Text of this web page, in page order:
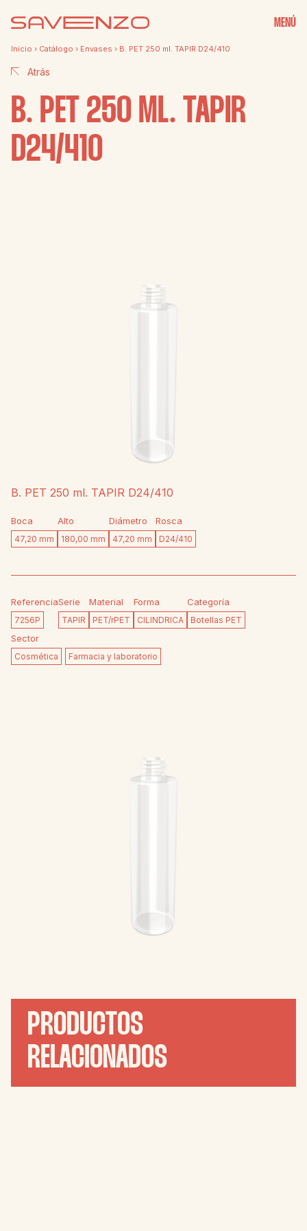
MENÚ
Inicio › Catálogo › Envases › B. PET 250 ml. TAPIR D24/410
Atrás
B. PET 250 ML. TAPIR
D24/410
B. PET 250 ml. TAPIR D24/410
Boca
47,20 mm
Alto
180,00 mm
Diámetro
47,20 mm
Rosca
D24/410
Referencia
7256P
Serie
TAPIR
Material
PET/rPET
Forma
CILINDRICA
Categoría
Botellas PET
Sector
Cosmética Farmacia y laboratorio
PRODUCTOS
RELACIONADOS